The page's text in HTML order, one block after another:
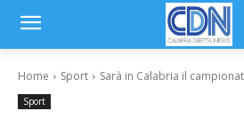
Home Sport Sarà in Calabria il
Sport